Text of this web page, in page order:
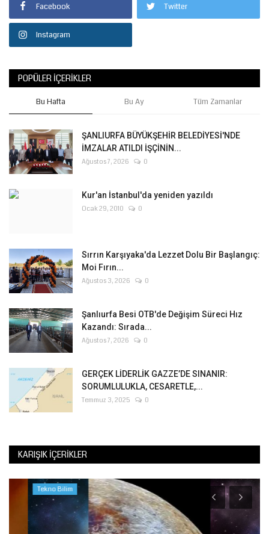
Kültür Sanat
Facebook Twitter
Instagram
POPÜLER İÇERIKLER
Bu Hafta Bu Ay Tüm Zamanlar
ŞANLIURFA BÜYÜKŞEHİR BELEDİYESİ'NDE
İMZALAR ATILDI İŞÇİNİN...
Ağustos 7, 2026 0
Kur'an İstanbul'da yeniden yazıldı
Ocak 29, 2010 0
Sırrın Karşıyaka'da Lezzet Dolu Bir Başlangıç:
Moi Fırın...
Ağustos 3, 2026 0
Şanlıurfa Besi OTB'de Değişim Süreci Hız
Kazandı: Sırada...
Ağustos 7, 2026 0
GERÇEK LİDERLİK GAZZE’DE SINANIR:
SORUMLULUKLA, CESARETLE,...
Temmuz 3, 2025 0
KARIŞIK İÇERIKLER
Tekno Bilim